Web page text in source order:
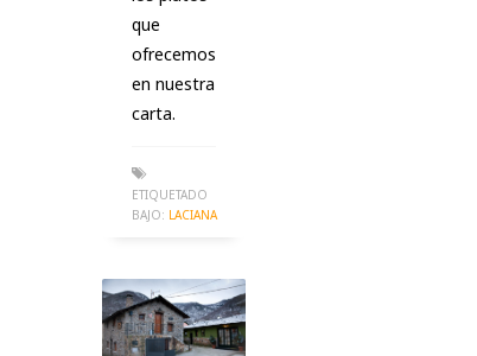
que
ofrecemos
en nuestra
carta.
ETIQUETADO
BAJO: LACIANA